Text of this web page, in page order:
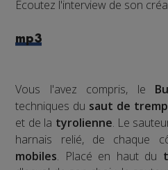
Écoutez l'interview de son
mp3
Vous l'avez compris, le
techniques du saut de
et de la tyrolienne. Le
harnais relié, de chaque
mobiles. Placé en haut du